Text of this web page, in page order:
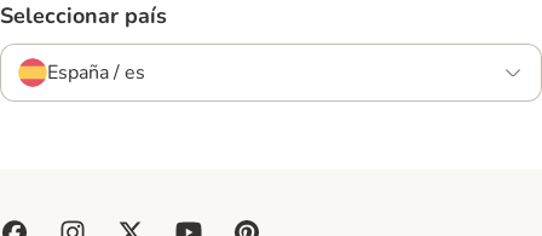
Seleccionar país
España / es